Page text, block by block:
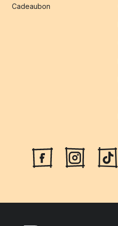
Cadeaubon